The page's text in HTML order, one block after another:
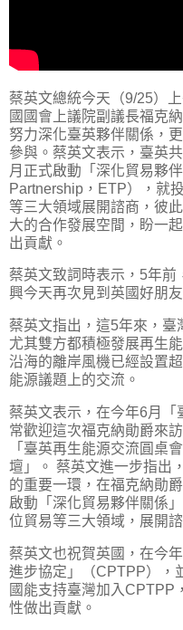
蔡英文總統今天（9/25）
國國會上議院副議長福克
努力深化臺英夥伴關係，
參與。蔡英文表示，臺英
月正式啟動「深化貿易夥
Partnership，ETP），就
等三大領域展開諮商，彼
大的合作發展空間，盼一
出貢獻。
蔡英文致詞時表示，5年
興今天再次見到英國好朋
蔡英文指出，這5年來，臺
尤其雙方都積極發展再生
沿海的離岸風機已經設置
能源議題上的交流。
蔡英文表示，在今年6月
常歡迎這次福克納勛爵來
「臺英再生能源交流圓桌
壇」。 蔡英文進一步指出
的重要一環，在福克納勛
啟動「深化貿易夥伴關係
位貿易等三大領域，展開諮
蔡英文也祝賀英國，在今
進步協定」（CPTPP），
國能支持臺灣加入CPTPP
性做出貢獻。